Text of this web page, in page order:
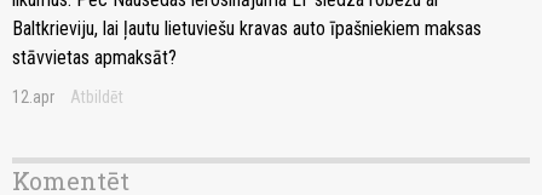
Baltkrieviju, lai ļautu lietuviešu kravas auto īpašniekiem maksas
stāvvietas apmaksāt?
12.apr Atbildēt
Komentēt